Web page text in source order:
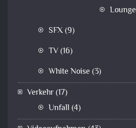
Lounge
SFX(9)
TV(16)
White Noise (3)
Verkehr(17)
Unfall (4)